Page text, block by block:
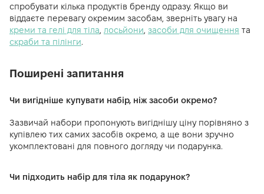
спробувати кілька продуктів бренду одразу. Якщо ви
віддаєте перевагу окремим засобам, зверніть увагу на
креми та гелі для тіла, лосьйони, засоби для очищення та
скраби та пілінги.
Поширені запитання
Чи вигідніше купувати набір, ніж засоби окремо?
Зазвичай набори пропонують вигіднішу ціну порівняно з
купівлею тих самих засобів окремо, а ще вони зручно
укомплектовані для повного догляду чи подарунка.
Чи підходить набір для тіла як подарунок?